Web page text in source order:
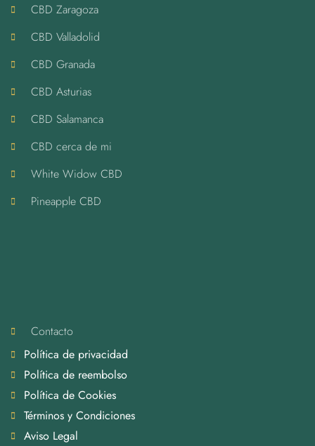
CBD Zaragoza
CBD Valladolid
CBD Granada
CBD Asturias
CBD Salamanca
CBD cerca de mi
White Widow CBD
Pineapple CBD
Contacto
Política de privacidad
Política de reembolso
Política de Cookies
Términos y Condiciones
Aviso Legal